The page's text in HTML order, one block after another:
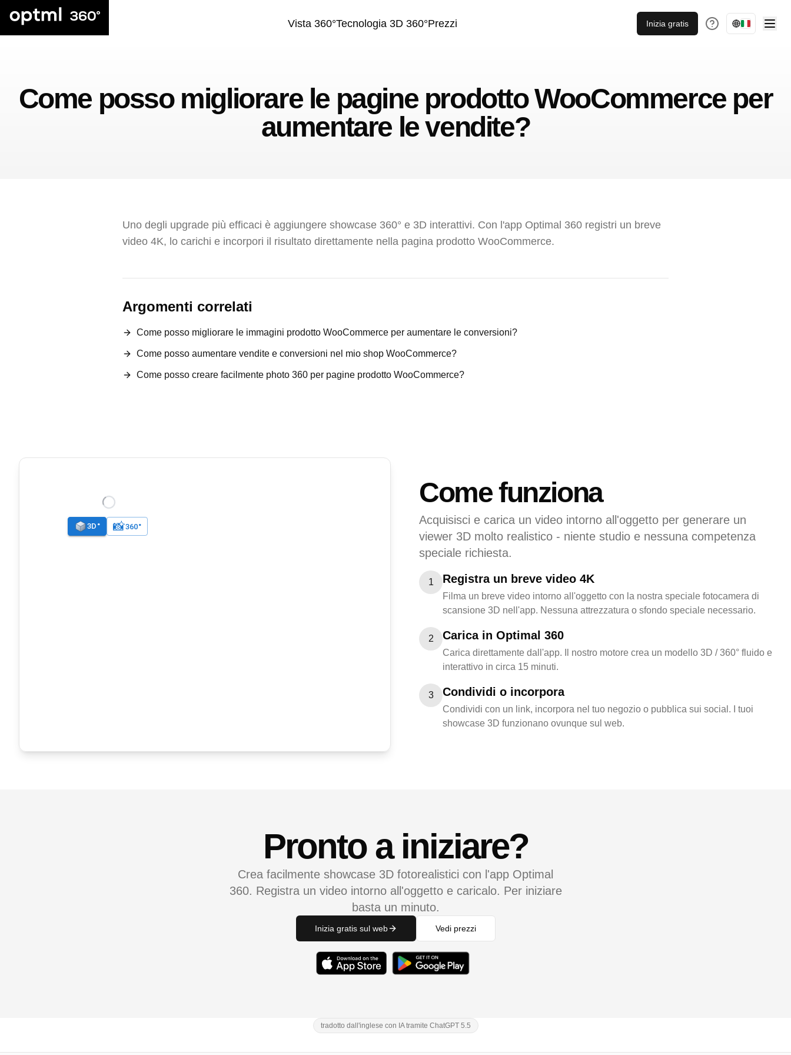
Vista 360°Tecnologia 3D 360°Prezzi Inizia gratis
Come posso migliorare le pagine prodotto WooCommerce per
aumentare le vendite?
Uno degli upgrade più efficaci è aggiungere showcase 360° e 3D interattivi. Con l'app Optimal 360 registri un breve
video 4K, lo carichi e incorpori il risultato direttamente nella pagina prodotto WooCommerce.
Argomenti correlati
Come posso migliorare le immagini prodotto WooCommerce per aumentare le conversioni?
Come posso aumentare vendite e conversioni nel mio shop WooCommerce?
Come posso creare facilmente photo 360 per pagine prodotto WooCommerce?
Come funziona
Acquisisci e carica un video intorno all'oggetto per generare un
viewer 3D molto realistico - niente studio e nessuna competenza
speciale richiesta.
1 Registra un breve video 4K
Filma un breve video intorno all'oggetto con la nostra speciale fotocamera di
scansione 3D nell'app. Nessuna attrezzatura o sfondo speciale necessario.
2 Carica in Optimal 360
Carica direttamente dall'app. Il nostro motore crea un modello 3D / 360° fluido e
interattivo in circa 15 minuti.
3 Condividi o incorpora
Condividi con un link, incorpora nel tuo negozio o pubblica sui social. I tuoi
showcase 3D funzionano ovunque sul web.
Pronto a iniziare?
Crea facilmente showcase 3D fotorealistici con l'app Optimal
360. Registra un video intorno all'oggetto e caricalo. Per iniziare
basta un minuto.
Inizia gratis sul web Vedi prezzi
tradotto dall'inglese con IA tramite ChatGPT 5.5